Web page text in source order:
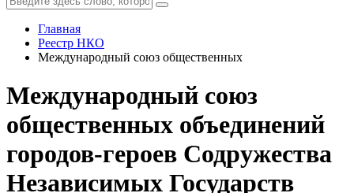
Главная
Реестр НКО
Международный союз общественных
Международный союз
общественных объединений
городов-героев Содружества
Независимых Государств